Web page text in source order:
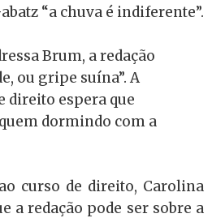
“a chuva é indiferente”.
Brum, a redação
ou gripe suína”. A
direito espera que
dormindo com a
curso de direito, Carolina
a redação pode ser sobre a